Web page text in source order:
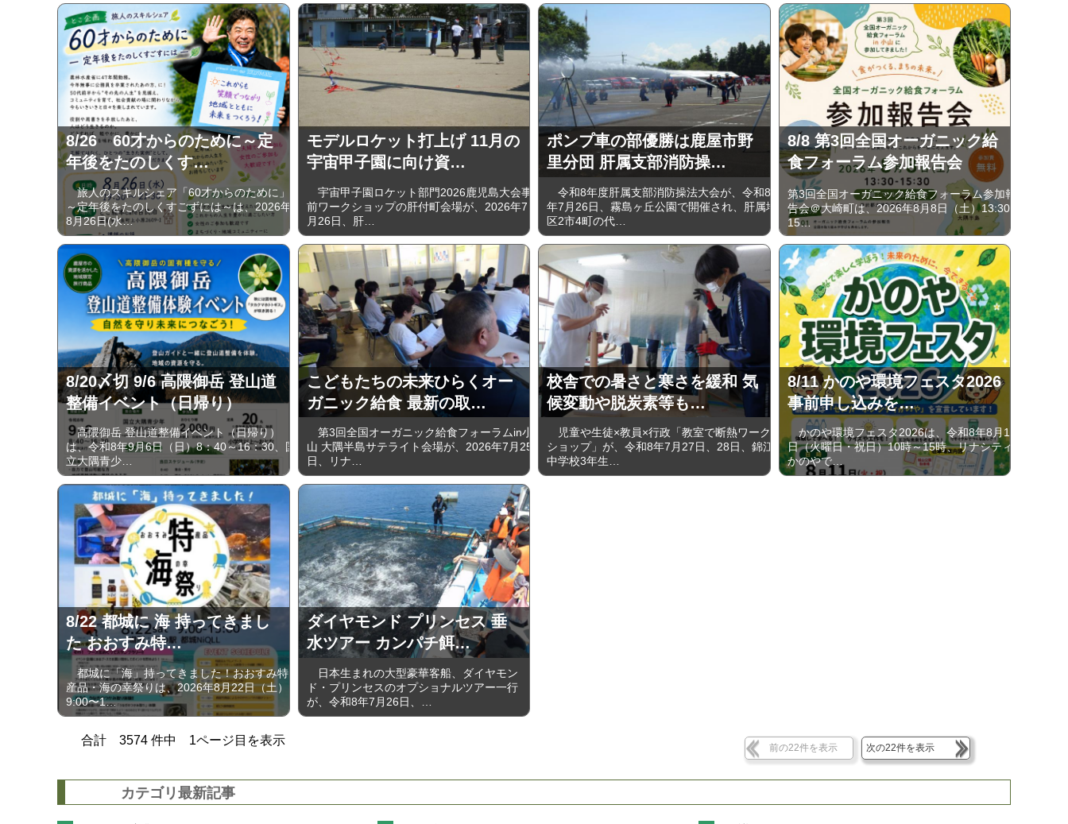
8/26 60才からのために～定
年後をたのしくす…
旅人のスキルシェア「60才からのために」
～定年後をたのしくすごずには～は、2026年
8月26日(水…
モデルロケット打上げ 11月の
宇宙甲子園に向け資…
宇宙甲子園ロケット部門2026鹿児島大会事
前ワークショップの肝付町会場が、2026年7
月26日、肝…
ポンプ車の部優勝は鹿屋市野
里分団 肝属支部消防操…
令和8年度肝属支部消防操法大会が、令和8
年7月26日、霧島ヶ丘公園で開催され、肝属地
区2市4町の代…
8/8 第3回全国オーガニック給
食フォーラム参加報告会
第3回全国オーガニック給食フォーラム参加報
告会＠大崎町は、2026年8月8日（土）13:30-
15…
8/20〆切 9/6 高隈御岳 登山道
整備イベント（日帰り）
高隈御岳 登山道整備イベント（日帰り）
は、令和8年9月6日（日）8：40～16：30、国
立大隅青少…
こどもたちの未来ひらくオー
ガニック給食 最新の取…
第3回全国オーガニック給食フォーラムin小
山 大隅半島サテライト会場が、2026年7月25
日、リナ…
校舎での暑さと寒さを緩和 気
候変動や脱炭素等も…
児童や生徒×教員×行政「教室で断熱ワーク
ショップ」が、令和8年7月27日、28日、錦江
中学校3年生…
8/11 かのや環境フェスタ2026
事前申し込みを…
かのや環境フェスタ2026は、令和8年8月11
日（火曜日・祝日）10時～15時、リナシティ
かのやで…
8/22 都城に 海 持ってきまし
た おおすみ特…
都城に「海」持ってきました！おおすみ特
産品・海の幸祭りは、2026年8月22日（土）
9:00〜1…
ダイヤモンド プリンセス 垂
水ツアー カンパチ餌…
日本生まれの大型豪華客船、ダイヤモン
ド・プリンセスのオプショナルツアー一行
が、令和8年7月26日、…
合計 3574 件中 1ページ目を表示
前の22件を表示 次の22件を表示
カテゴリ最新記事